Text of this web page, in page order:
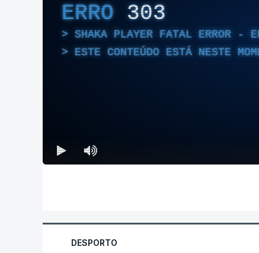
ERRO 303
SHAKA PLAYER FATAL ERROR -
ESTE CONTEÚDO ESTÁ NESTE
DESPORTO